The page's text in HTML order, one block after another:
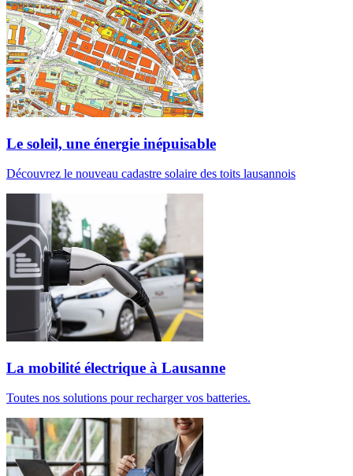
Le soleil, une énergie inépuisable
Découvrez le nouveau cadastre solaire des toits lausannois
La mobilité électrique à Lausanne
Toutes nos solutions pour recharger vos batteries.